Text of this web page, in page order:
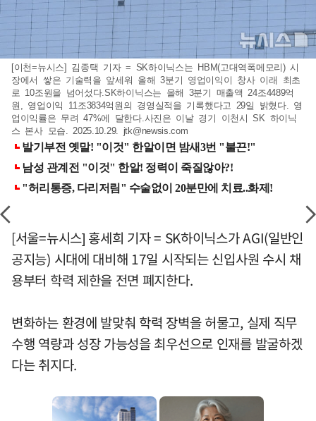
[이천=뉴시스] 김종택 기자 = SK하이닉스는 HBM(고대역폭메모리) 시
장에서 쌓은 기술력을 앞세워 올해 3분기 영업이익이 창사 이래 최초
로 10조원을 넘어섰다.SK하이닉스는 올해 3분기 매출액 24조4489억
원, 영업이익 11조3834억원의 경영실적을 기록했다고 29일 밝혔다. 영
업이익률은 무려 47%에 달한다.사진은 이날 경기 이천시 SK 하이닉
스 본사 모습. 2025.10.29. jtk@newsis.com
[서울=뉴시스] 홍세희 기자 = SK하이닉스가 AGI(일반인
공지능) 시대에 대비해 17일 시작되는 신입사원 수시 채
용부터 학력 제한을 전면 폐지한다.
변화하는 환경에 발맞춰 학력 장벽을 허물고, 실제 직무
수행 역량과 성장 가능성을 최우선으로 인재를 발굴하겠
다는 취지다.